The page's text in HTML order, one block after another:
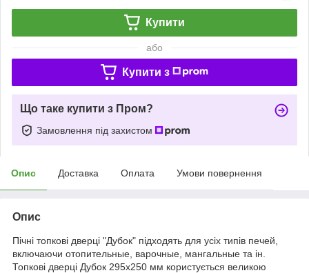
Купити
або
Купити з
Що таке купити з Пром?
Замовлення під захистом
Опис Доставка Оплата Умови повернення
Опис
Пічні топкові дверці "Дубок" підходять для усіх типів печей,
включаючи отопительные, варочные, мангальные та ін.
Топкові дверці Дубок 295х250 мм користується великою